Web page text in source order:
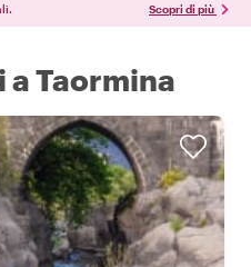
Scopri di più
Taormina